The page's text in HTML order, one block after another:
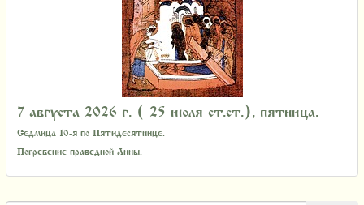
7 августа 2026 г. ( 25 июля ст.ст.), пятница.
Седмица 10-я по Пятидесятнице.
Погребение праведной Анны.